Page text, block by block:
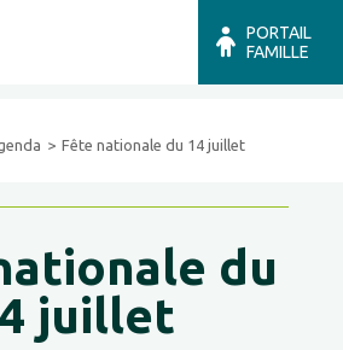
PORTAIL
FAMILLE
Fête nationale du 14 juillet
du
juillet